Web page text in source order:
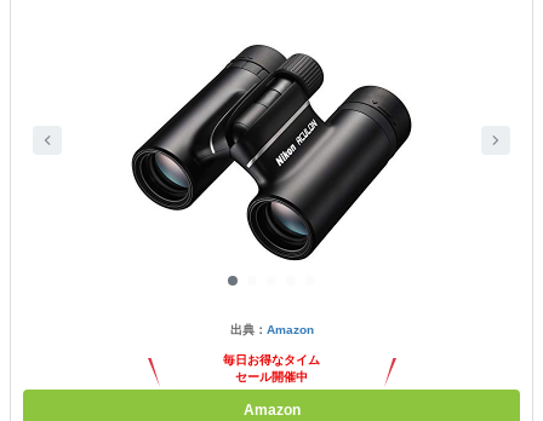
出典： Amazon
毎日お得なタイム
セール開催中
Amazon